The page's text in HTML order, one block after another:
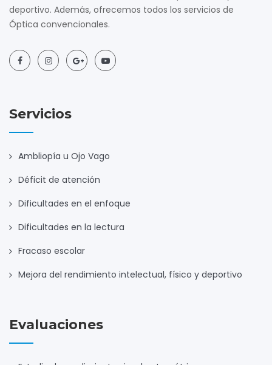
deportivo. Además, ofrecemos todos los servicios de
Óptica convencionales.
Servicios
Ambliopía u Ojo Vago
Déficit de atención
Dificultades en el enfoque
Dificultades en la lectura
Fracaso escolar
Mejora del rendimiento intelectual, físico y deportivo
Evaluaciones